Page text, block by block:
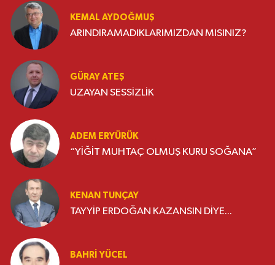
KEMAL AYDOĞMUŞ
ARINDIRAMADIKLARIMIZDAN MISINIZ?
GÜRAY ATEŞ
UZAYAN SESSİZLİK
ADEM ERYÜRÜK
“YİĞİT MUHTAÇ OLMUŞ KURU SOĞANA”
KENAN TUNÇAY
TAYYİP ERDOĞAN KAZANSIN DİYE...
BAHRI YÜCEL